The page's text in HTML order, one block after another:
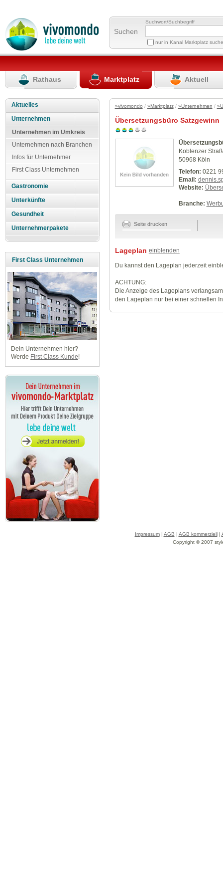
Suchen
Suchwort/Suchbegriff
nur in Kanal Marktplatz
Rathaus Marktplatz Aktuell
Aktuelles
Unternehmen
Unternehmen im Umkreis
Unternehmen nach Branchen
Infos für Unternehmer
First Class Unternehmen
Gastronomie
Unterkünfte
Gesundheit
Unternehmerpakete
First Class Unternehmen
Dein Unternehmen hier?
Werde First Class Kunde!
»vivomondo / »Marktplatz/ »Unternehmen /
Übersetzungsbüro Satzgewinn
Koblenzer
50968 Köln
Telefon: 0221
Email:
Website:
Branche:
Seite drucken
Lageplan einblenden
Du kannst den Lageplan jederzeit
ACHTUNG:
Die Anzeige des Lageplans
den Lageplan nur bei einer schnellen
Impressum| AGB | AGB kommerziell|
Copyright © 2007